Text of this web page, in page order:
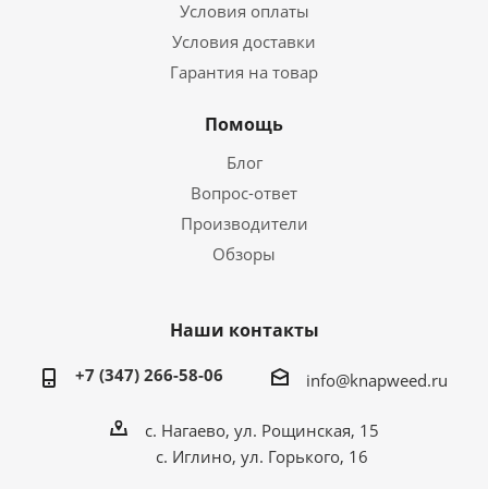
Условия оплаты
Условия доставки
Гарантия на товар
Помощь
Блог
Вопрос-ответ
Производители
Обзоры
Наши контакты
+7 (347) 266-58-06 info@knapweed.ru
с. Нагаево, ул. Рощинская, 15
с. Иглино, ул. Горького, 16